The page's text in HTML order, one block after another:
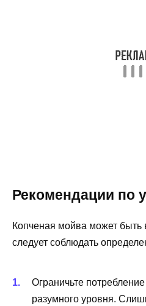
Рекомендации по
Копченая мойва может быть
следует соблюдать
Ограничьте
разумного уровня.